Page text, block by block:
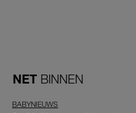
NET BINNEN
BABYNIEUWS